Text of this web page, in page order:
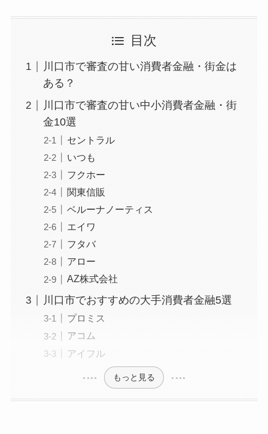
目次
川口市で審査の甘い消費者金融・街金は
ある？
川口市で審査の甘い中小消費者金融・街
金10選
セントラル
いつも
フクホー
関東信販
ベルーナノーティス
エイワ
フタバ
アロー
AZ株式会社
川口市でおすすめの大手消費者金融5選
プロミス
アコム
アイフル
もっと見る